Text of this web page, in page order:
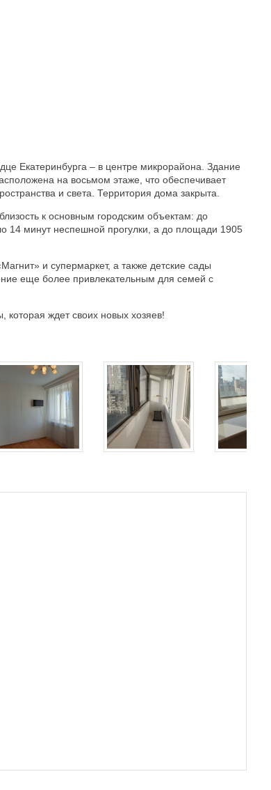
Екатеринбурга – в центре микрорайона. Здание
на восьмом этаже, что обеспечивает
и света. Территория дома закрыта.
к основным городским объектам: до
14 минут неспешной прогулки, а до площади 1905
и супермаркет, а также детские сады
еще более привлекательным для семей с
которая ждет своих новых хозяев!